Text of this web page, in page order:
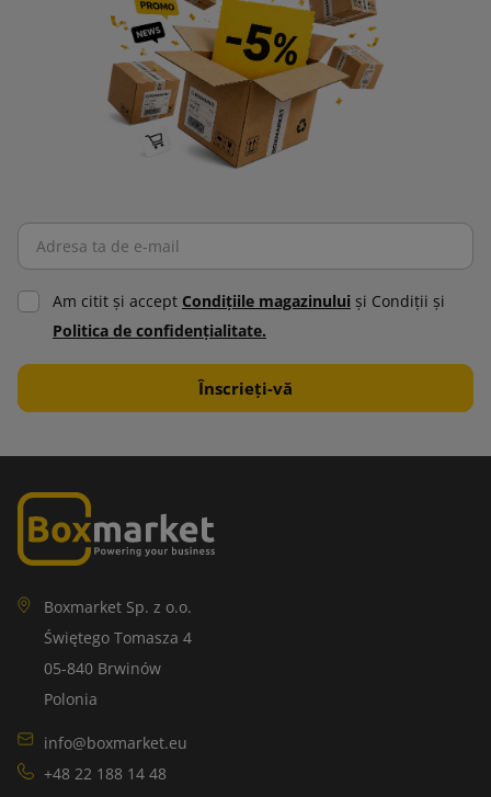
Am citit şi accept Condiţiile magazinului şi Condiţii şi
Politica de confidenţialitate.
Boxmarket Sp. z o.o.
Świętego Tomasza 4
05-840 Brwinów
Polonia
info@boxmarket.eu
+48 22 188 14 48